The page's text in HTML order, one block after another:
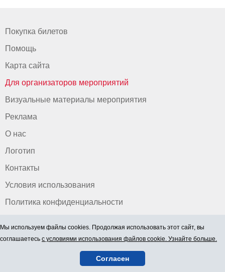
Покупка билетов
Помощь
Карта сайта
Для организаторов мероприятий
Визуальные материалы мероприятия
Реклама
О нас
Логотип
Контакты
Условия использования
Политика конфиденциальности
Мы используем файлы cookies. Продолжая использовать этот сайт, вы
соглашаетесь с условиями использования файлов cookie. Узнайте больше.
Согласен